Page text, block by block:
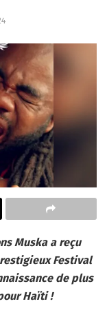
Muska a reçu
Festival
de plus
Haïti !